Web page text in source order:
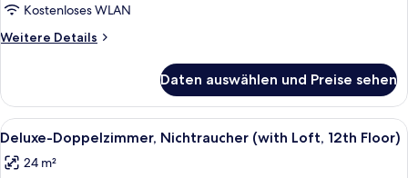
Loft,
12th
Floor)
Kostenloses WLAN
Weitere Details
Weitere
Zweibettzimmer,
Nichtraucher
(with
12th
Daten auswählen und Preise sehen
Alle
Fotos
für
Ein Hotelzimmer mit Bett,
3
Deluxe-Doppelzimmer, Nichtraucher (with Loft, 12th Floor)
24 m²